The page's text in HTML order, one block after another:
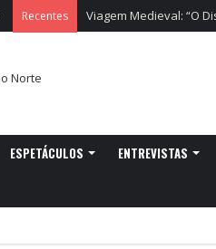
Recentes Cruzeiro da Ria
ESPETÁCULOS ENTREVISTAS